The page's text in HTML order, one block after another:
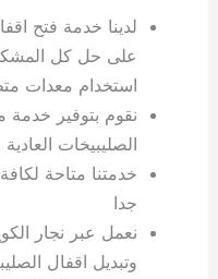
لدينا خدمة فتح
على حل كل
استخدام معدات
نقوم بتوفير
الصليبيخات العادية
خدمتنا متاحة
جدا
نعمل عبر نجار
وتبديل اقفال